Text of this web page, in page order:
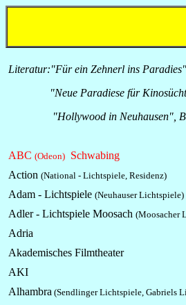
Literatur:"Für ein Zehnerl ins
"Neue Paradiese für
"Hollywood in Neuhausen",
ABC (Odeon) Schwabing
Action (National - Lichtspiele, Residenz)
Adam - Lichtspiele (Neuhauser Lichtspiele)
Adler - Lichtspiele Moosach (Moosacher
Adria
Akademisches Filmtheater
AKI
Alhambra (Sendlinger Lichtspiele, Gabriels